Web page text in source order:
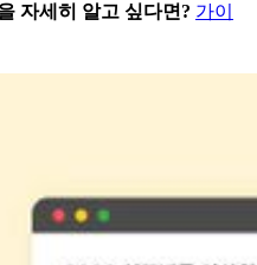
자세히 알고 싶다면? 가이